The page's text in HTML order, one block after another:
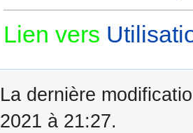
Lien vers
La dernière
2021 à 21:27.